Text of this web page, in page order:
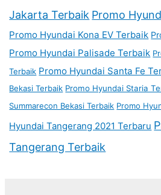
Jakarta Terbaik Promo
Promo Hyundai Kona EV Terbaik
Promo Hyundai Palisade Terbaik
Terbaik Promo Hyundai Santa Fe
Bekasi Terbaik Promo Hyundai Staria
Summarecon Bekasi Terbaik Promo
Hyundai Tangerang 2021 Terbaru
Tangerang Terbaik